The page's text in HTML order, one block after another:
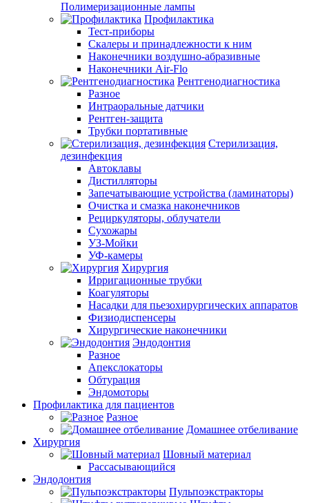
Полимеризационные лампы
Профилактика
Тест-приборы
Скалеры и принадлежности к ним
Наконечники воздушно-абразивные
Наконечники Air-Flo
Рентгенодиагностика
Разное
Интраоральные датчики
Рентген-защита
Трубки портативные
Стерилизация,
дезинфекция
Автоклавы
Дистилляторы
Запечатывающие устройства (ламинаторы)
Очистка и смазка наконечников
Рециркуляторы, облучатели
Сухожары
УЗ-Мойки
УФ-камеры
Хирургия
Ирригационные трубки
Коагуляторы
Насадки для пьезохирургических аппаратов
Физиодиспенсеры
Хирургические наконечники
Эндодонтия
Разное
Апекслокаторы
Обтурация
Эндомоторы
Профилактика для пациентов
Разное
Домашнее отбеливание
Хирургия
Шовный материал
Рассасывающийся
Эндодонтия
Пульпоэкстракторы